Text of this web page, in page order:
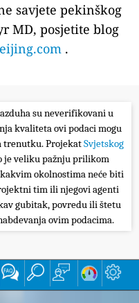
savjete pekinškog
MD, posjetite blog
.
su neverifikovani u
kvaliteta ovi podaci mogu
trenutku. ProjekatSvjetskog
je veliku pažnju prilikom
okolnostima neće biti
tim ili njegovi agenti
gubitak, povredu ili štetu
ovim podacima.